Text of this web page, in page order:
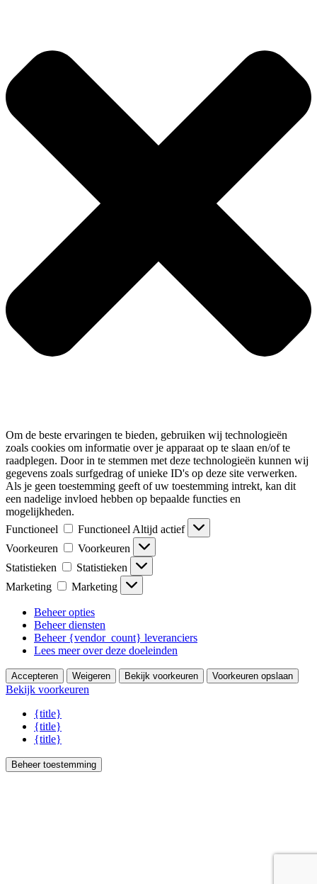
Om de beste ervaringen te bieden, gebruiken wij technologieën
zoals cookies om informatie over je apparaat op te slaan en/of te
raadplegen. Door in te stemmen met deze technologieën kunnen wij
gegevens zoals surfgedrag of unieke ID's op deze site verwerken.
Als je geen toestemming geeft of uw toestemming intrekt, kan dit
een nadelige invloed hebben op bepaalde functies en
mogelijkheden.
Functioneel
Functioneel Altijd actief
Voorkeuren
Voorkeuren
Statistieken
Statistieken
Marketing
Marketing
Beheer opties
Beheer diensten
Beheer {vendor_count} leveranciers
Lees meer over deze doeleinden
Accepteren Weigeren Bekijk voorkeuren Voorkeuren opslaan
Bekijk voorkeuren
{title}
{title}
{title}
Beheer toestemming